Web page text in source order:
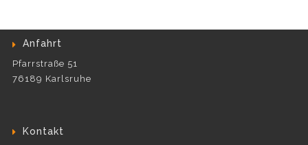
Anfahrt
Pfarrstraße 51
76189 Karlsruhe
Kontakt